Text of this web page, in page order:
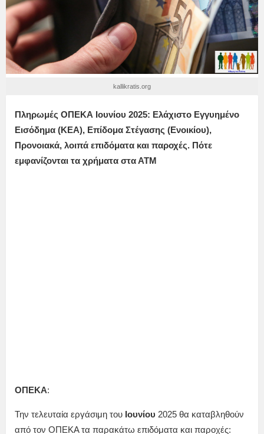
kallikratis.org
Πληρωμές ΟΠΕΚΑ Ιουνίου 2025: Ελάχιστο Εγγυημένο
Εισόδημα (ΚΕΑ), Επίδομα Στέγασης (Ενοικίου),
Προνοιακά, λοιπά επιδόματα και παροχές. Πότε
εμφανίζονται τα χρήματα στα ΑΤΜ
ΟΠΕΚΑ:
Την τελευταία εργάσιμη του Ιουνίου 2025 θα καταβληθούν
από τον ΟΠΕΚΑ τα παρακάτω επιδόματα και παροχές: